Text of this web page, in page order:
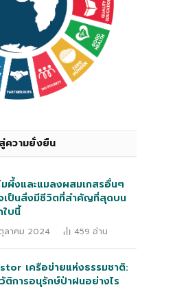
ความยั่งยืน
มผึ้งและแมลงผสมเกสรอื่นๆ
เป็นสิ่งมีชีวิตที่สำคัญที่สุดบน
ใบนี้
ลาคม 2024 459 อ่าน
เครือข่ายแห่งธรรมชาติ:
ติการอนุรักษ์ป่าฝนอย่างไร